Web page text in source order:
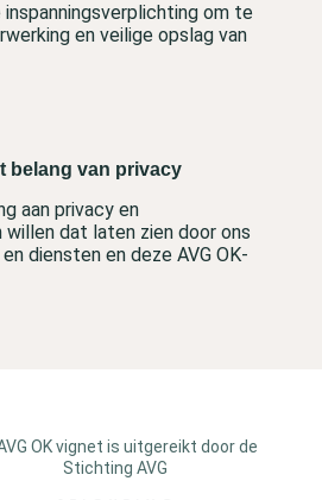
inspanningsverplichting om te
en veilige opslag van
belang van privacy
aan privacy en
dat laten zien door ons
diensten en deze AVG OK-
OK vignet is uitgereikt door de
Stichting AVG